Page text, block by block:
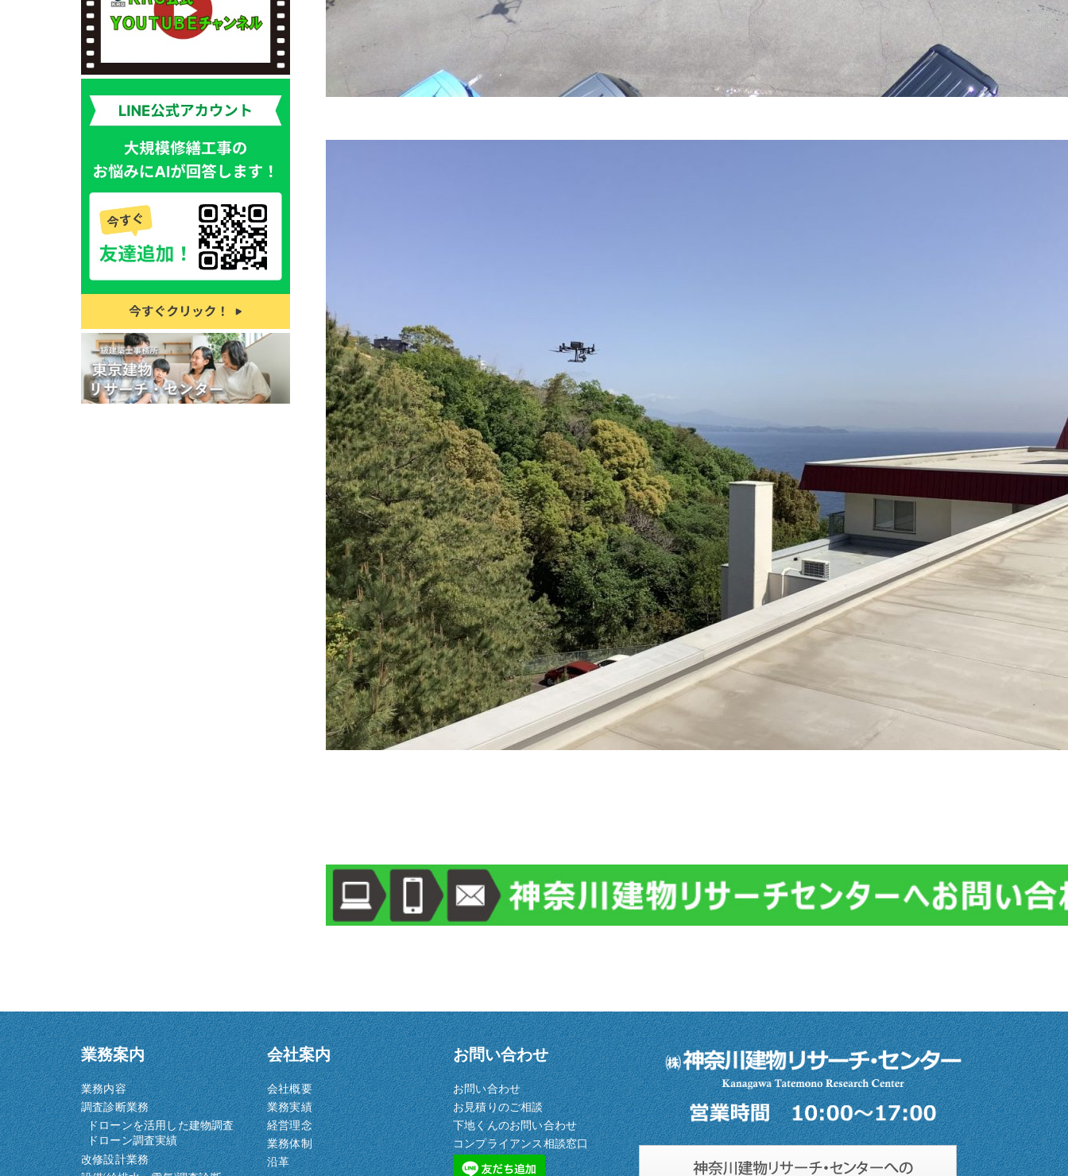
業務案内
業務内容
調査診断業務
ドローンを活用した建物調査
ドローン調査実績
改修設計業務
会社案内
会社概要
業務実績
経営理念
業務体制
沿革
お問い合わせ
お問い合わせ
お見積りのご相談
下地くんのお問い合わせ
コンプライアンス相談窓口